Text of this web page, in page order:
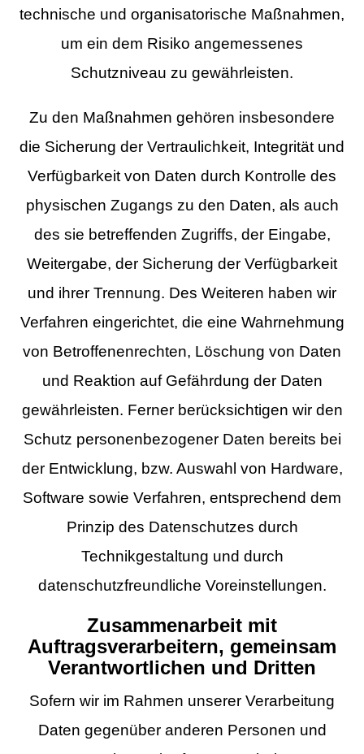
technische und organisatorische Maßnahmen,
um ein dem Risiko angemessenes
Schutzniveau zu gewährleisten.
Zu den Maßnahmen gehören insbesondere
die Sicherung der Vertraulichkeit, Integrität und
Verfügbarkeit von Daten durch Kontrolle des
physischen Zugangs zu den Daten, als auch
des sie betreffenden Zugriffs, der Eingabe,
Weitergabe, der Sicherung der Verfügbarkeit
und ihrer Trennung. Des Weiteren haben wir
Verfahren eingerichtet, die eine Wahrnehmung
von Betroffenenrechten, Löschung von Daten
und Reaktion auf Gefährdung der Daten
gewährleisten. Ferner berücksichtigen wir den
Schutz personenbezogener Daten bereits bei
der Entwicklung, bzw. Auswahl von Hardware,
Software sowie Verfahren, entsprechend dem
Prinzip des Datenschutzes durch
Technikgestaltung und durch
datenschutzfreundliche Voreinstellungen.
Zusammenarbeit mit
Auftragsverarbeitern, gemeinsam
Verantwortlichen und Dritten
Sofern wir im Rahmen unserer Verarbeitung
Daten gegenüber anderen Personen und